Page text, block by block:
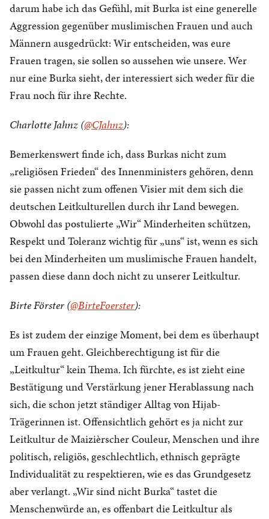
darum habe ich das Gefühl, mit Burka ist eine generelle
Aggression gegenüber muslimischen Frauen und auch
Männern ausgedrückt: Wir entscheiden, was eure
Frauen tragen, sie sollen so aussehen wie unsere. Wer
nur eine Burka sieht, der interessiert sich weder für die
Frau noch für ihre Rechte.
Charlotte Jahnz (@CJahnz):
Bemerkenswert finde ich, dass Burkas nicht zum
„religiösen Frieden“ des Innenministers gehören, denn
sie passen nicht zum offenen Visier mit dem sich die
deutschen Leitkulturellen durch ihr Land bewegen.
Obwohl das postulierte „Wir“ Minderheiten schützen,
Respekt und Toleranz wichtig für „uns“ ist, wenn es sich
bei den Minderheiten um muslimische Frauen handelt,
passen diese dann doch nicht zu unserer Leitkultur.
Birte Förster (@BirteFoerster):
Es ist zudem der einzige Moment, bei dem es überhaupt
um Frauen geht. Gleichberechtigung ist für die
„Leitkultur“ kein Thema. Ich fürchte, es ist zieht eine
Bestätigung und Verstärkung jener Herablassung nach
sich, die schon jetzt ständiger Alltag von Hijab-
Trägerinnen ist. Offensichtlich gehört es ja nicht zur
Leitkultur de Maizièrscher Couleur, Menschen und ihre
politisch, religiös, geschlechtlich, ethnisch geprägte
Individualität zu respektieren, wie es das Grundgesetz
aber verlangt. „Wir sind nicht Burka“ tastet die
Menschenwürde an, es offenbart die Leitkultur als